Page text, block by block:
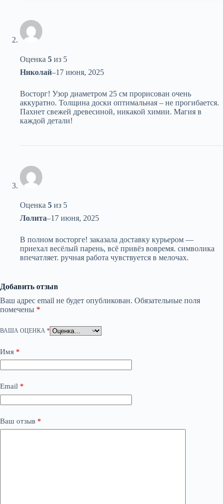
Оценка 5 из 5
Николай–17 июня, 2025
Восторг! Узор диаметром 25 см прорисован очень
аккуратно. Толщина доски оптимальная – не прогибается.
Пахнет свежей древесиной, никакой химии. Магия в
каждой детали!
Оценка 5 из 5
Лолита–17 июня, 2025
В полном восторге! заказала доставку курьером —
приехал весёлый парень, всё привёз вовремя. символика
впечатляет. ручная работа чувствуется в мелочах.
Добавить отзыв
Ваш адрес email не будет опубликован. Обязательные поля
помечены *
ВАША ОЦЕНКА *
Имя *
Email *
Ваш отзыв *